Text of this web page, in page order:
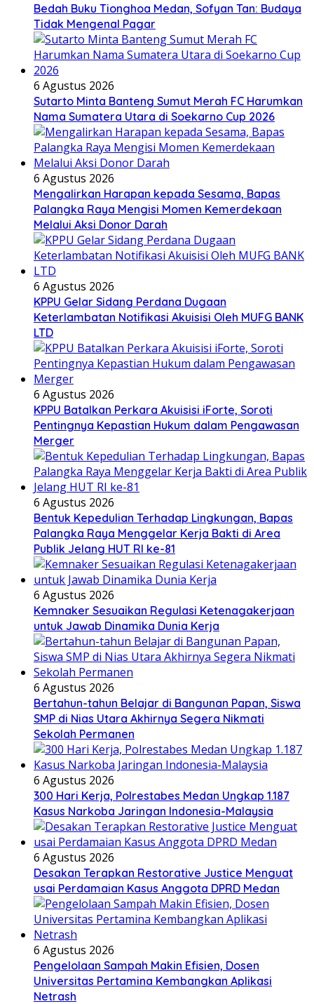
Bedah Buku Tionghoa Medan, Sofyan Tan: Budaya
Tidak Mengenal Pagar
6 Agustus 2026
Sutarto Minta Banteng Sumut Merah FC Harumkan
Nama Sumatera Utara di Soekarno Cup 2026
6 Agustus 2026
Mengalirkan Harapan kepada Sesama, Bapas
Palangka Raya Mengisi Momen Kemerdekaan
Melalui Aksi Donor Darah
6 Agustus 2026
KPPU Gelar Sidang Perdana Dugaan
Keterlambatan Notifikasi Akuisisi Oleh MUFG BANK
LTD
6 Agustus 2026
KPPU Batalkan Perkara Akuisisi iForte, Soroti
Pentingnya Kepastian Hukum dalam Pengawasan
Merger
6 Agustus 2026
Bentuk Kepedulian Terhadap Lingkungan, Bapas
Palangka Raya Menggelar Kerja Bakti di Area
Publik Jelang HUT RI ke-81
6 Agustus 2026
Kemnaker Sesuaikan Regulasi Ketenagakerjaan
untuk Jawab Dinamika Dunia Kerja
6 Agustus 2026
Bertahun-tahun Belajar di Bangunan Papan, Siswa
SMP di Nias Utara Akhirnya Segera Nikmati
Sekolah Permanen
6 Agustus 2026
300 Hari Kerja, Polrestabes Medan Ungkap 1.187
Kasus Narkoba Jaringan Indonesia-Malaysia
6 Agustus 2026
Desakan Terapkan Restorative Justice Menguat
usai Perdamaian Kasus Anggota DPRD Medan
6 Agustus 2026
Pengelolaan Sampah Makin Efisien, Dosen
Universitas Pertamina Kembangkan Aplikasi
Netrash